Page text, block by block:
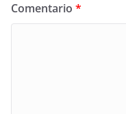
Comentario *